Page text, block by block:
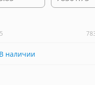
В наличии